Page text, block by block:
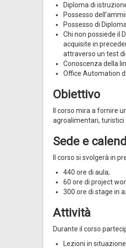
Diploma di
Possesso
Possesso di
Chi non possiede il
acquisite in
attraverso un test
Conoscenza della
Office Automation
Obiettivo
Il corso mira a fornire
agroalimentari, turistici
Sede e
Il corso si svolgerà in
440 ore di aula;
60 ore di project
300 ore di stage in
Attività
Durante il corso
Lezioni in